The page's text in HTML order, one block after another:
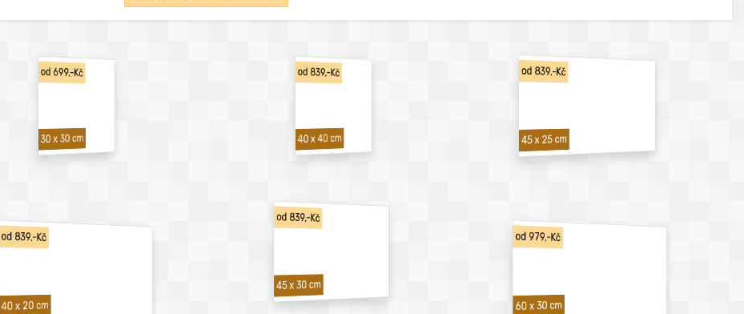
od 699,-Kč
30 x 30 cm
od 839,-Kč
40 x 40 cm
od 839,-Kč
45 x 25 cm
od 839,-Kč
40 x 20 cm
od 839,-Kč
45 x 30 cm
od 979,-Kč
60 x 30 cm